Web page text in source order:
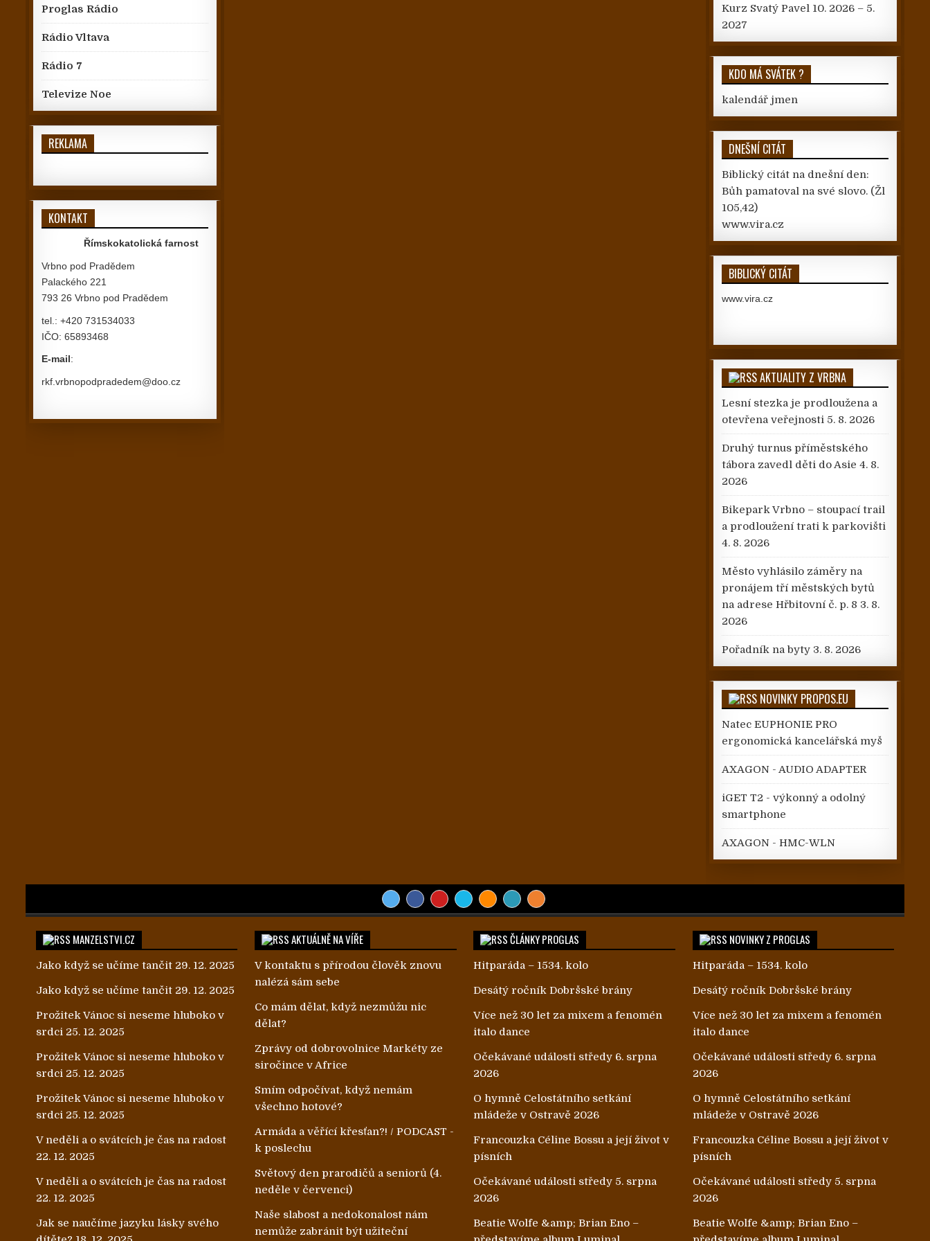
Proglas Rádio
Rádio Vltava
Rádio 7
Televize Noe
REKLAMA
KONTAKT
Římskokatolická farnost
Vrbno pod Pradědem
Palackého 221
793 26 Vrbno pod Pradědem
tel.: +420 731534033
IČO: 65893468
E-mail:
rkf.vrbnopodpradedem@doo.cz
Kurz Svatý Pavel 10. 2026 – 5.
2027
KDO MÁ SVÁTEK ?
kalendář jmen
DNEŠNÍ CITÁT
Biblický citát na dnešní den:
Bůh pamatoval na své slovo. (Žl
105,42)
www.vira.cz
BIBLICKÝ CITÁT
www.vira.cz
AKTUALITY Z VRBNA
Lesní stezka je prodloužena a
otevřena veřejnosti 5. 8. 2026
Druhý turnus příměstského
tábora zavedl děti do Asie 4. 8.
2026
Bikepark Vrbno – stoupací trail
a prodloužení trati k parkovišti
4. 8. 2026
Město vyhlásilo záměry na
pronájem tří městských bytů
na adrese Hřbitovní č. p. 8 3. 8.
2026
Pořadník na byty 3. 8. 2026
NOVINKY PROPOS.EU
Natec EUPHONIE PRO
ergonomická kancelářská myš
AXAGON - AUDIO ADAPTER
iGET T2 - výkonný a odolný
smartphone
AXAGON - HMC-WLN
MANZELSTVI.CZ
Jako když se učíme tančit 29. 12. 2025
Jako když se učíme tančit 29. 12. 2025
Prožitek Vánoc si neseme hluboko v
srdci 25. 12. 2025
Prožitek Vánoc si neseme hluboko v
srdci 25. 12. 2025
Prožitek Vánoc si neseme hluboko v
srdci 25. 12. 2025
V neděli a o svátcích je čas na radost
22. 12. 2025
V neděli a o svátcích je čas na radost
22. 12. 2025
Jak se naučíme jazyku lásky svého
AKTUÁLNĚ NA VÍŘE
V kontaktu s přírodou člověk znovu
nalézá sám sebe
Co mám dělat, když nezmůžu nic
dělat?
Zprávy od dobrovolnice Markéty ze
siročince v Africe
Smím odpočívat, když nemám
všechno hotové?
Armáda a věřící křesťan?! / PODCAST -
k poslechu
Světový den prarodičů a seniorů (4.
neděle v červenci)
Naše slabost a nedokonalost nám
nemůže zabránit být užiteční
ČLÁNKY PROGLAS
Hitparáda – 1534. kolo
Desátý ročník Dobršské brány
Více než 30 let za mixem a fenomén
italo dance
Očekávané události středy 6. srpna
2026
O hymně Celostátního setkání
mládeže v Ostravě 2026
Francouzka Céline Bossu a její život v
písních
Očekávané události středy 5. srpna
2026
Beatie Wolfe &amp; Brian Eno –
NOVINKY Z PROGLAS
Hitparáda – 1534. kolo
Desátý ročník Dobršské brány
Více než 30 let za mixem a fenomén
italo dance
Očekávané události středy 6. srpna
2026
O hymně Celostátního setkání
mládeže v Ostravě 2026
Francouzka Céline Bossu a její život v
písních
Očekávané události středy 5. srpna
2026
Beatie Wolfe &amp; Brian Eno –